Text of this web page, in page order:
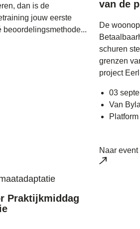
dan is de
jouw eerste
beoordelingsmethode...
van de
De
schuren
grenzen
project
03
Van
Naar event
Praktijkmiddag